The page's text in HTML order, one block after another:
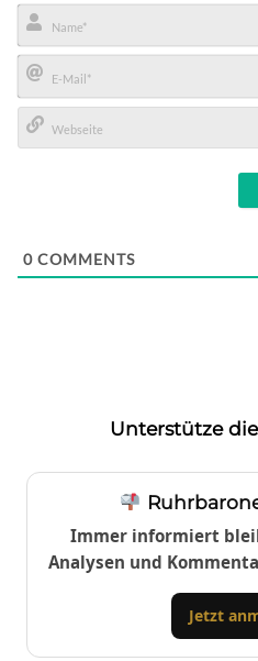
Name*
E-
Mail*
0 COMMENTS
Unterstütze
Immer informiert
Analysen und
Jetzt